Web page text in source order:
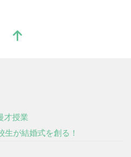
才授業
生が結婚式を創る！